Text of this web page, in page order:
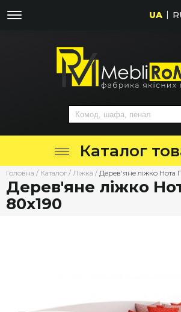
UA
Каталог
Головна / Каталог / Ліжка / Дерев'яне ліжко Нота
Дерев'яне ліжко
80х190